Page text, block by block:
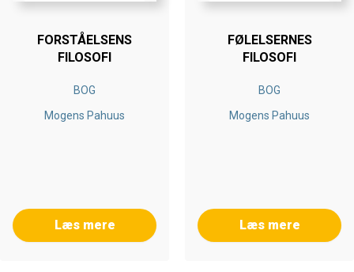
FORSTÅELSENS
FILOSOFI
BOG
Mogens Pahuus
Læs mere
FØLELSERNES
FILOSOFI
BOG
Mogens Pahuus
Læs mere